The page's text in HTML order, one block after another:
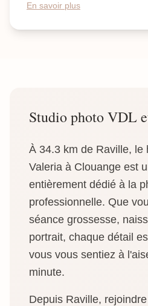
En savoir plus
Studio photo VDL
À 34.3 km de Raville, le
Valeria à Clouange est
entièrement dédié à la
professionnelle. Que
séance grossesse,
portrait, chaque détail
vous vous sentiez à
minute.
Depuis Raville,